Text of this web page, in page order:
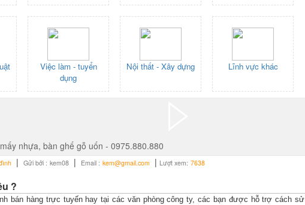
Việc làm - tuyển
dụng
Nội thất - Xây dựng Lĩnh vực khác
nhựa, bàn ghế gỗ uốn - 0975.880.880
| Gửi bởi : kem08 | Email : kem@gmail.com | Lượt xem: 7638
?
bán hàng trực tuyến hay tại các văn phòng công ty, các bạn được hỗ trợ cách sử